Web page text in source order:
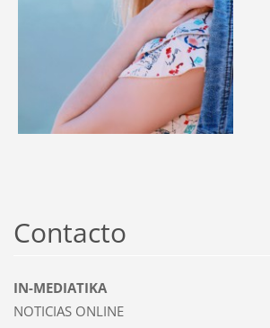
Contacto
IN-MEDIATIKA
NOTICIAS ONLINE